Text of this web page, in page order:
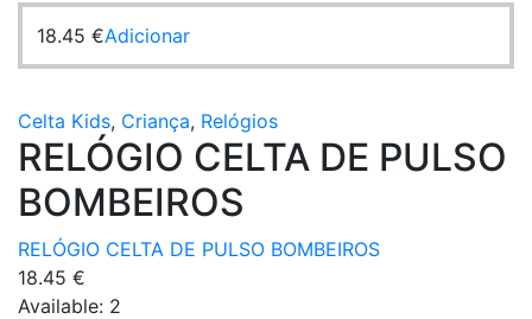
18.45 €Adicionar
Celta Kids, Criança, Relógios
RELÓGIO CELTA DE PULSO
BOMBEIROS
RELÓGIO CELTA DE PULSO BOMBEIROS
18.45 €
Available: 2